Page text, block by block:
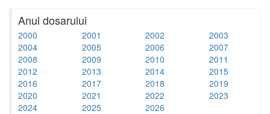
Anul dosarului
2000 2001 2002
2003
2004
2005 2006
2007
2008
2009 2010
2011
2012
2013 2014
2015
2016
2017 2018
2019
2020
2021 2022
2023
2024
2025 2026